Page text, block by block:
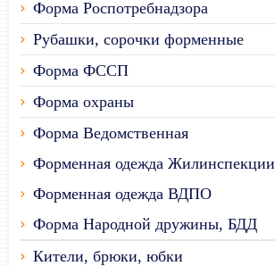
Форма Роспотребнадзора
Рубашки, сорочки форменные
Форма ФССП
Форма охраны
Форма Ведомственная
Форменная одежда Жилинспекции
Форменная одежда ВДПО
Форма Народной дружины, БДД
Кители, брюки, юбки